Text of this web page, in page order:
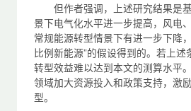
但作者强调，上述研究结果是
景下电气化水平进一步提高，风电
常规能源转型情景下有进一步下降
比例新能源”的假设得到的。若上述
转型效益难以达到本文的测算水平
领域加大资源投入和政策支持，激
型。